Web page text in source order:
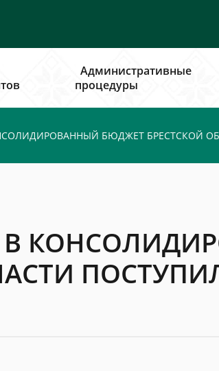
Административные
процедуры
БЮДЖЕТ БРЕСТСКОЙ
В